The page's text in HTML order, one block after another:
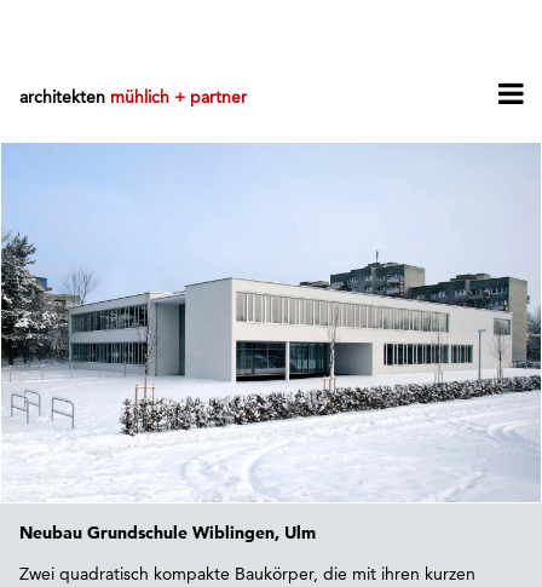
architekten mühlich + partner
Neubau Grundschule Wiblingen, Ulm
Zwei quadratisch kompakte Baukörper, die mit ihren kurzen